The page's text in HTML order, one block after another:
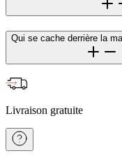
Qui se cache derrière la
Livraison gratuite